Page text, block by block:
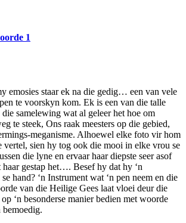
1
emosies staar ek na die gedig… een van vele
te voorskyn kom. Ek is een van die talle
samelewing wat al geleer het hoe om
te steek, Ons raak meesters op die gebied,
meganisme. Alhoewel elke foto vir hom
vertel, sien hy tog ook die mooi in elke vrou se
die lyne en ervaar haar diepste seer asof
haar gestap het…. Besef hy dat hy ‘n
hand? ‘n Instrument wat ‘n pen neem en die
van die Heilige Gees laat vloei deur die
‘n besonderse manier bedien met woorde
bemoedig.